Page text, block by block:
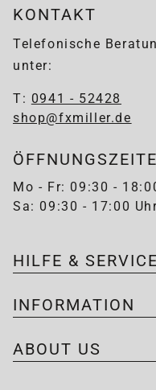
KONTAKT
Telefonische
unter:
T: 0941 - 52428
shop@fxmiller.de
Mo - Fr: 09:30 -
Sa: 09:30 - 17:00
HILFE & SERVICE
INFORMATION
ABOUT US